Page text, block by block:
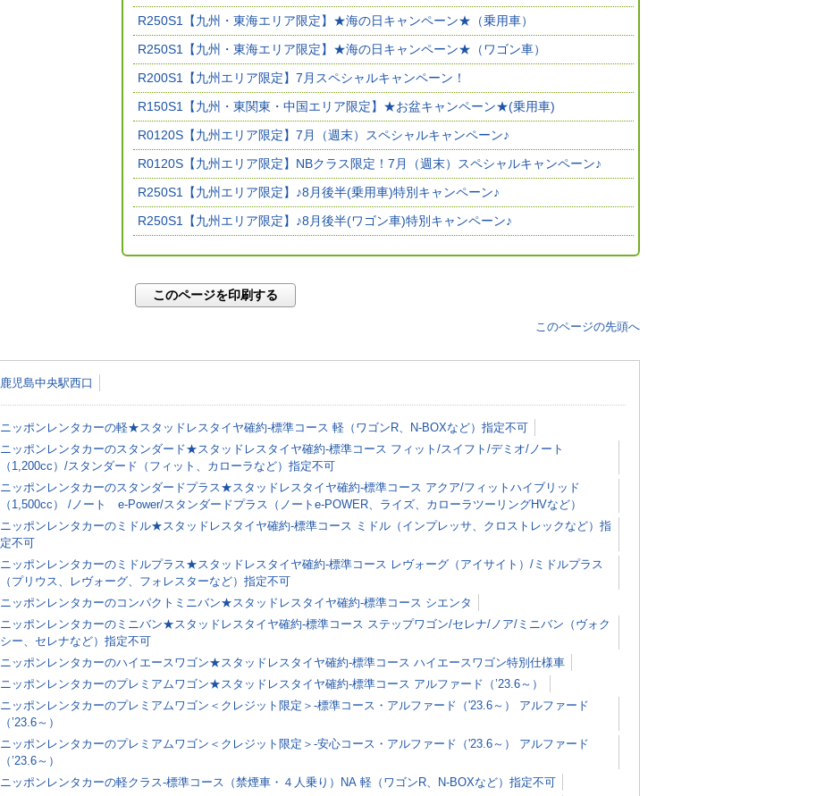
R250S1【九州・東海エリア限定】★海の日キャンペーン★（乗用車）
R250S1【九州・東海エリア限定】★海の日キャンペーン★（ワゴン車）
R200S1【九州エリア限定】7月スペシャルキャンペーン！
R150S1【九州・東関東・中国エリア限定】★お盆キャンペーン★(乗用車)
R0120S【九州エリア限定】7月（週末）スペシャルキャンペーン♪
R0120S【九州エリア限定】NBクラス限定！7月（週末）スペシャルキャンペーン♪
R250S1【九州エリア限定】♪8月後半(乗用車)特別キャンペーン♪
R250S1【九州エリア限定】♪8月後半(ワゴン車)特別キャンペーン♪
このページを印刷する
このページの先頭へ
鹿児島中央駅西口
ニッポンレンタカーの軽★スタッドレスタイヤ確約-標準コース 軽（ワゴンR、N-BOXなど）指定不可
ニッポンレンタカーのスタンダード★スタッドレスタイヤ確約-標準コース フィット/スイフト/デミオ/ノート
（1,200cc）/スタンダード（フィット、カローラなど）指定不可
ニッポンレンタカーのスタンダードプラス★スタッドレスタイヤ確約-標準コース アクア/フィットハイブリッド
（1,500cc） /ノート e-Power/スタンダードプラス（ノートe-POWER、ライズ、カローラツーリングHVなど）
ニッポンレンタカーのミドル★スタッドレスタイヤ確約-標準コース ミドル（インプレッサ、クロストレックなど）指
定不可
ニッポンレンタカーのミドルプラス★スタッドレスタイヤ確約-標準コース レヴォーグ（アイサイト）/ミドルプラス
（プリウス、レヴォーグ、フォレスターなど）指定不可
ニッポンレンタカーのコンパクトミニバン★スタッドレスタイヤ確約-標準コース シエンタ
ニッポンレンタカーのミニバン★スタッドレスタイヤ確約-標準コース ステップワゴン/セレナ/ノア/ミニバン（ヴォク
シー、セレナなど）指定不可
ニッポンレンタカーのハイエースワゴン★スタッドレスタイヤ確約-標準コース ハイエースワゴン特別仕様車
ニッポンレンタカーのプレミアムワゴン★スタッドレスタイヤ確約-標準コース アルファード（’23.6～）
ニッポンレンタカーのプレミアムワゴン＜クレジット限定＞-標準コース・アルファード（'23.6～） アルファード
（’23.6～）
ニッポンレンタカーのプレミアムワゴン＜クレジット限定＞-安心コース・アルファード（'23.6～） アルファード
（’23.6～）
ニッポンレンタカーの軽クラス-標準コース（禁煙車・４人乗り）NA 軽（ワゴンR、N-BOXなど）指定不可